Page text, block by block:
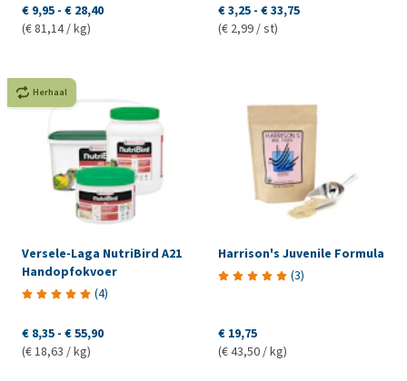
€ 9,95 - € 28,40
(€ 81,14 / kg)
€ 3,25 - € 33,75
(€ 2,99 / st)
Herhaal
Versele-Laga NutriBird A21
Handopfokvoer
(4)
€ 8,35 - € 55,90
(€ 18,63 / kg)
Harrison's Juvenile Formula
(3)
€ 19,75
(€ 43,50 / kg)